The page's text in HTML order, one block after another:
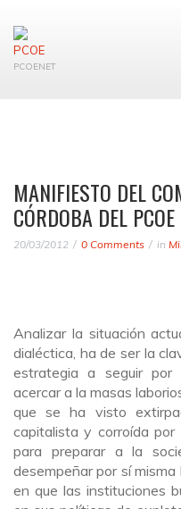
PCOENET
MANIFIESTO DEL
CÓRDOBA DEL PCOE
20/03/2012 0 Comments in
Analizar la situación
dialéctica, ha de ser la
estrategia a seguir por
acercar a la masas
que se ha visto
capitalista y corroída por
para preparar a la
desempeñar por sí
en que las instituciones